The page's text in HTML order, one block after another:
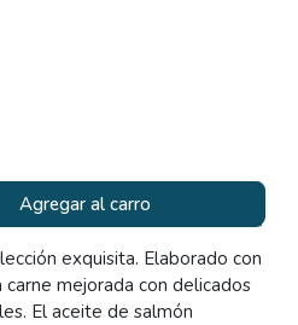
Agregar al carro
exquisita. Elaborado con
mejorada con delicados
El aceite de salmón